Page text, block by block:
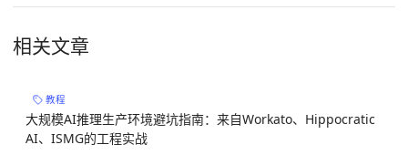
相关文章
教程
大规模AI推理生产环境避坑指南：来自Workato、Hippocratic
AI、ISMG的工程实战